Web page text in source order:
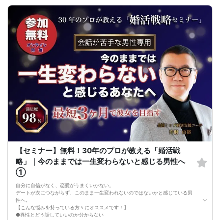
●婚活パーティーやマッチングアプリで結果を出せるようになる
●異性とのコミュニケーションのポイントが理解できる
●好きになった女性との関係を続けられるようになる
まずは、異性が求めていることを理解し、
それを提供できる自分自身に変化していくことにより、
はじめて自分が好きな異性が自分を好きになってくれるようになり、
恋愛婚活が上手くいくようになります。
異性が求めていることを理解し、
それを自然に伝えられる自分に変わることで、
好きな女性から選ばれるようになります。
婚活戦略セミナーでは、恋愛や婚活で悩む男性が
短期間で変化と成果を実感できる方法をお伝えします。
【注意事項】
・セミナー中はカメラをオン（お顔を出して）での受講をお願いします。
（屋外、車内からのご参加や、途中入室、退出はご遠慮下さい。）
【キャンセル規定】
セミナー準備の都合上、当日無断キャンセルの場合は、3,000円のキャンセル料を
お支払いいただきます。
【セミナー】無料！30年のプロが教える「婚活戦
略」｜今のままでは一生変わらないと感じる男性へ
①
自分に自信がなく、恋愛がうまくいかない。
デートが次につながらず、このまま一生変われないのではないかと感じている男
性へ。
【こんな悩みを持っている方々にオススメです！】
●異性とどう話していいのか分からない